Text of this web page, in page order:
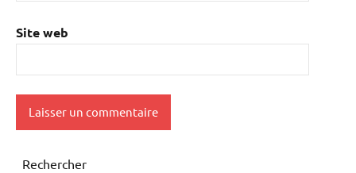
Site web
Rechercher